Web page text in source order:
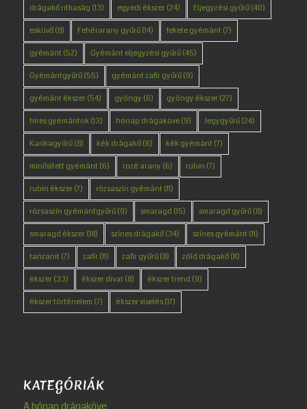
drágakő ritkaság (13) egyedi ékszer(24) Eljegyzési gyűrű(40)
esküvő(8) Fehérarany gyűrű(14) fekete gyémánt (7)
gyémánt (52) Gyémánt eljegyzési gyűrű(45)
Gyémántgyűrű(55) gyémánt zafír gyűrű(9)
gyémánt ékszer(54) gyöngy (6) gyöngy ékszer(27)
híres gyémántok(13) hónap drágaköve(9) Jegygyűrű(24)
Karikagyűrű(8) kék drágakő(6) kék gyémánt (7)
minősített gyémánt (6) rozé arany (6) rubin (7)
rubin ékszer(7) rózsaszín gyémánt (11)
rózsaszín gyémántgyűrű(9) smaragd (15) smaragd gyűrű(8)
smaragd ékszer(18) színes drágakő(34) színes gyémánt (11)
tanzanit (7) zafír(11) zafír gyűrű(8) zöld drágakő(11)
ékszer(33) ékszer divat (8) ékszer trend (9)
ékszer történelem (7) ékszer viselés(17)
KATEGÓRIÁK